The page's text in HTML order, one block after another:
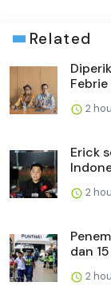
Related
Febrie
2
Erick
2
dan
2